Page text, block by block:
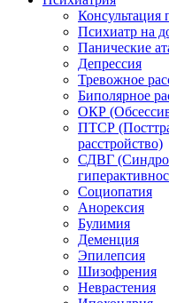
Консультация
Психиатр на
Панические
Депрессия
Тревожное
Биполярное
ОКР
ПТСР
расстройство)
СДВГ
Социопатия
Анорексия
Булимия
Деменция
Эпилепсия
Шизофрения
Неврастения